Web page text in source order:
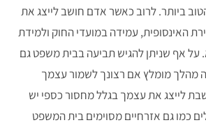
ביותר. לרוב כאשר אדם חושב לייצג את
האינסופית, עמידה במועדי החוק ולמידת
על אף שניתן להגיש תביעה בבית משפט גם
מהלך מומלץ אם רצונך לשמור עצמך
לייצג את עצמך בגלל מחסור כספי יש
כמו גם אזרחיים מסוימים בית המשפט